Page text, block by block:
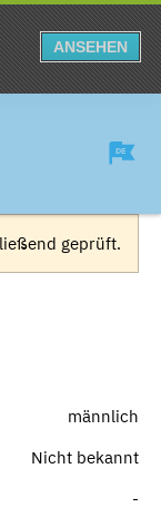
ANSEHEN
geprüft.
männlich
Nicht bekannt
-